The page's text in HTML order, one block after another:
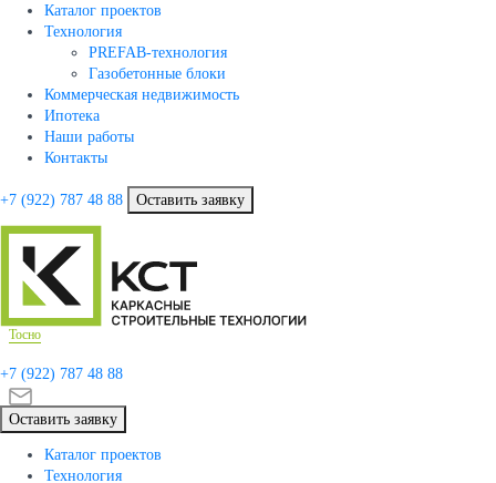
Каталог проектов
Технология
PREFAB-технология
Газобетонные блоки
Коммерческая недвижимость
Ипотека
Наши работы
Контакты
+7 (922) 787 48 88 Оставить заявку
Тосно
+7 (922) 787 48 88
Оставить заявку
Каталог проектов
Технология